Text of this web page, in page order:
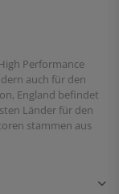
Performance
auch für den
England befindet
Länder für den
stammen aus